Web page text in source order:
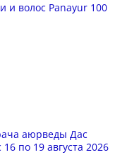
и волос Panayur 100
аюрведы Дас
по 19 августа 2026